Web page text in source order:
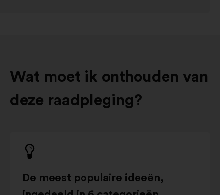
Wat moet ik onthouden van
deze raadpleging?
De meest populaire ideeën,